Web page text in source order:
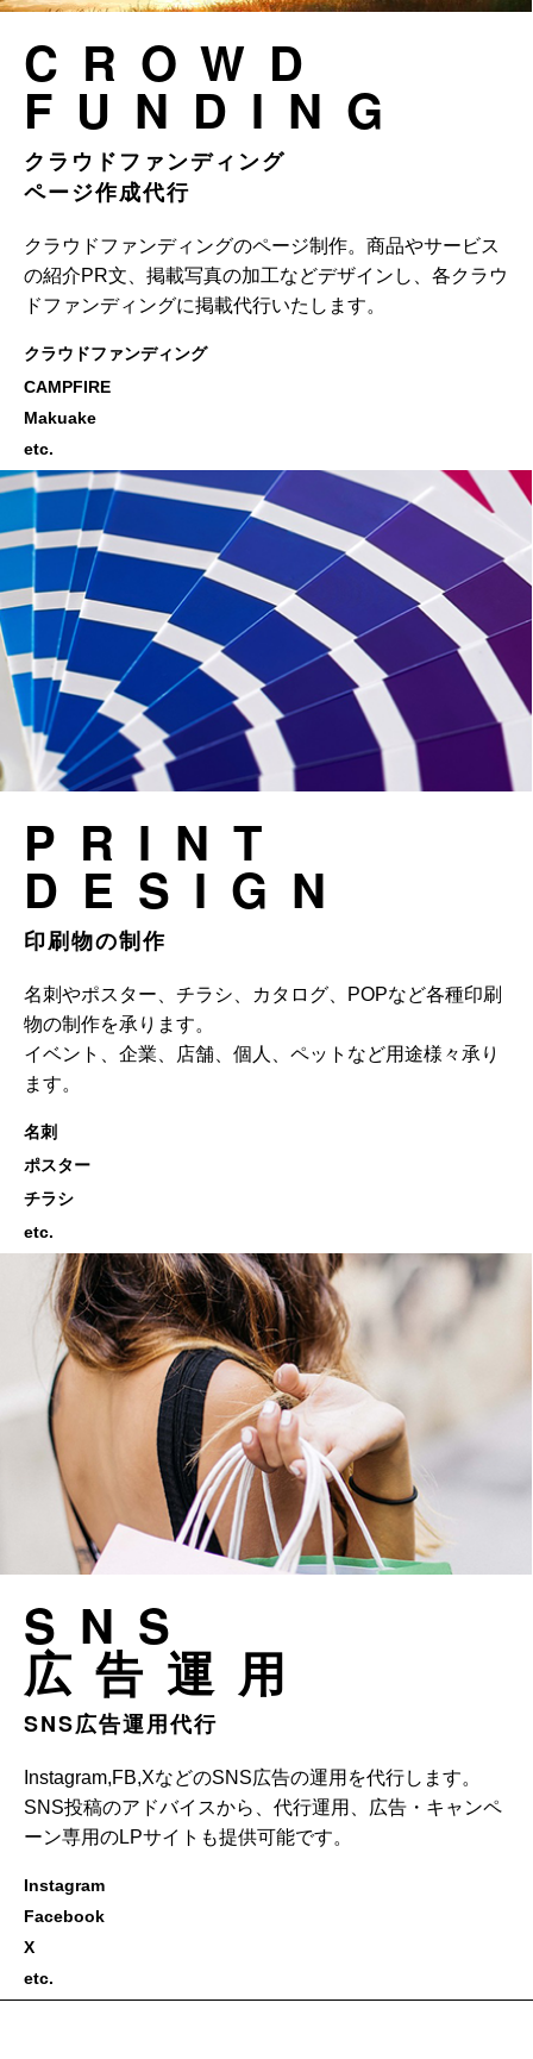
CROWD
FUNDING
クラウドファンディング
ページ作成代行
クラウドファンディングのページ制作。商品やサービス
の紹介PR文、掲載写真の加工などデザインし、各クラウ
ドファンディングに掲載代行いたします。
クラウドファンディング
CAMPFIRE
Makuake
etc.
PRINT
DESIGN
印刷物の制作
名刺やポスター、チラシ、カタログ、POPなど各種印刷
物の制作を承ります。
イベント、企業、店舗、個人、ペットなど用途様々承り
ます。
名刺
ポスター
チラシ
etc.
SNS
広告運用
SNS広告運用代行
Instagram,FB,XなどのSNS広告の運用を代行します。
SNS投稿のアドバイスから、代行運用、広告・キャンペ
ーン専用のLPサイトも提供可能です。
Instagram
Facebook
X
etc.